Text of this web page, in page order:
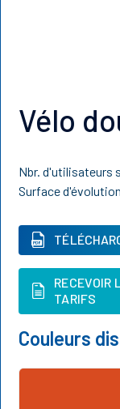
Vélo
Nbr. d'utilisateurs
Surface
RECEVOIR
TARIFS
Couleurs